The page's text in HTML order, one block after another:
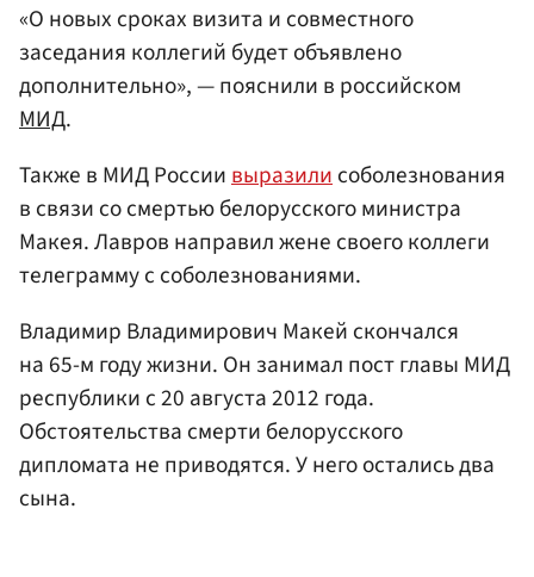
«О новых сроках визита и совместного
заседания коллегий будет объявлено
дополнительно», — пояснили в российском
МИД.
Также в МИД Россиивыразилисоболезнования
в связи со смертью белорусского министра
Макея. Лавров направил жене своего коллеги
телеграмму с соболезнованиями.
Владимир Владимирович Макей скончался
на 65-м году жизни. Он занимал пост главы МИД
республики с 20 августа 2012 года.
Обстоятельства смерти белорусского
дипломата не приводятся. У него остались два
сына.